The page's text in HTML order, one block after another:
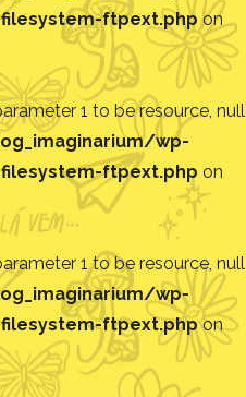
ftpext.phpon
1 to be resource, null
wp-
ftpext.php on
1 to be resource, null
wp-
ftpext.phpon